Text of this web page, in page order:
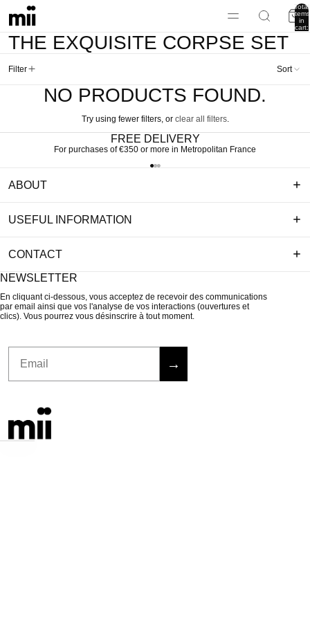
Total
items
in
cart:
THE EXQUISITE CORPSE SET
Filter Sort
NO PRODUCTS FOUND.
Try using fewer filters, or clear all filters.
FREE DELIVERY
For purchases of €350 or more in Metropolitan France
ABOUT
USEFUL INFORMATION
CONTACT
NEWSLETTER
En cliquant ci-dessous, vous acceptez de recevoir des communications
par email ainsi que vos l'analyse de vos interactions (ouvertures et
clics). Vous pourrez vous désinscrire à tout moment.
→